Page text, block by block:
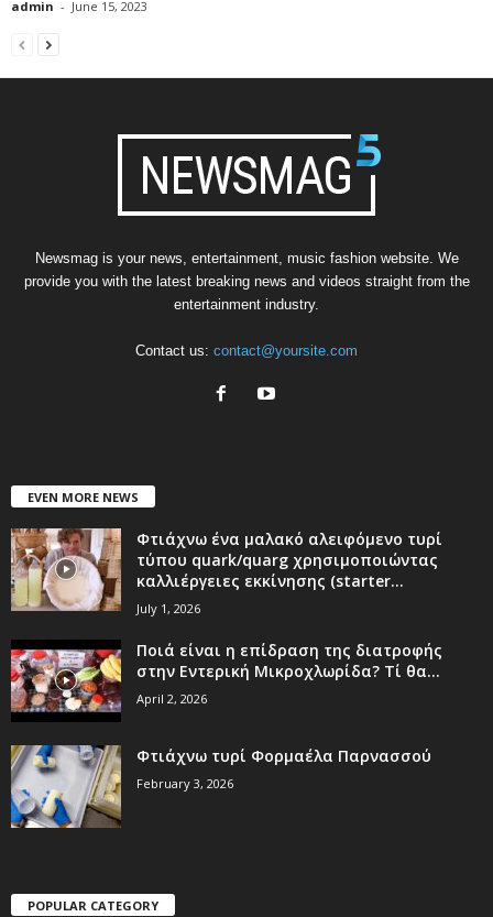
admin - June 15, 2023
Newsmag is your news, entertainment, music fashion website. We
provide you with the latest breaking news and videos straight from the
entertainment industry.
Contact us: contact@yoursite.com
EVEN MORE NEWS
Φτιάχνω ένα μαλακό αλειφόμενο τυρί
τύπου quark/quarg χρησιμοποιώντας
καλλιέργειες εκκίνησης (starter...
July 1, 2026
Ποιά είναι η επίδραση της διατροφής
στην Εντερική Μικροχλωρίδα? Τί θα...
April 2, 2026
Φτιάχνω τυρί Φορμαέλα Παρνασσού
February 3, 2026
POPULAR CATEGORY